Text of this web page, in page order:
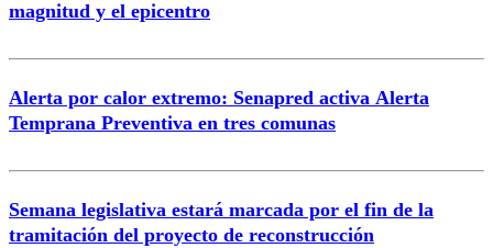
magnitud y el epicentro
Alerta por calor extremo: Senapred activa Alerta
Temprana Preventiva en tres comunas
Semana legislativa estará marcada por el fin de la
tramitación del proyecto de reconstrucción